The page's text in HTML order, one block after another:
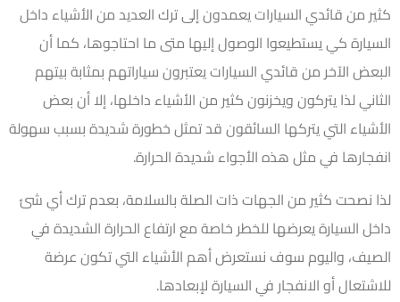
كثير من قائدي السيارات يعمدون إلى ترك العديد من الأشياء داخل
السيارة كي يستطيعوا الوصول إليها متى ما احتاجوها، كما أن
البعض الآخر من قائدي السيارات يعتبرون سياراتهم بمثابة بيتهم
الثاني لذا يتركون ويخزنون كثير من الأشياء داخلها، إلا أن بعض
الأشياء التي يتركها السائقون قد تمثل خطورة شديدة بسبب سهولة
انفجارها في مثل هذه الأجواء شديدة الحرارة.
لذا نصحت كثير من الجهات ذات الصلة بالسلامة، بعدم ترك أي شئ
داخل السيارة يعرضها للخطر خاصة مع ارتفاع الحرارة الشديدة في
الصيف، واليوم سوف نستعرض أهم الأشياء التي تكون عرضة
للاشتعال أو الانفجار في السيارة لإبعادها.